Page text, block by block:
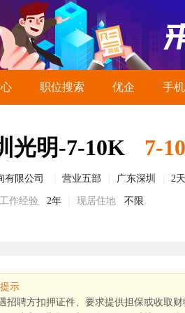
职位搜索 优企 手
光明-7-10K 7-
有限公司 营业五部 广东深圳 2
工作经验 2年 现居住地 不限
示
招聘方扣押证件、要求提供担保或收取